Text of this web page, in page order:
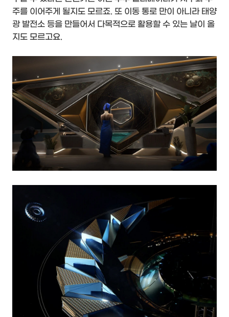
주를 이어주게 될지도 모르죠. 또 이동 통로 만이 아니라 태양
광 발전소 등을 만들어서 다목적으로 활용할 수 있는 날이 올
지도 모르고요.